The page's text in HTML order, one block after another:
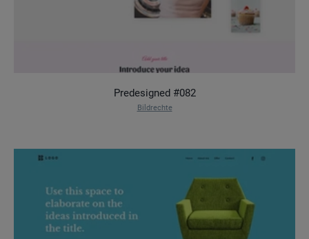
Predesigned #082
Bildrechte